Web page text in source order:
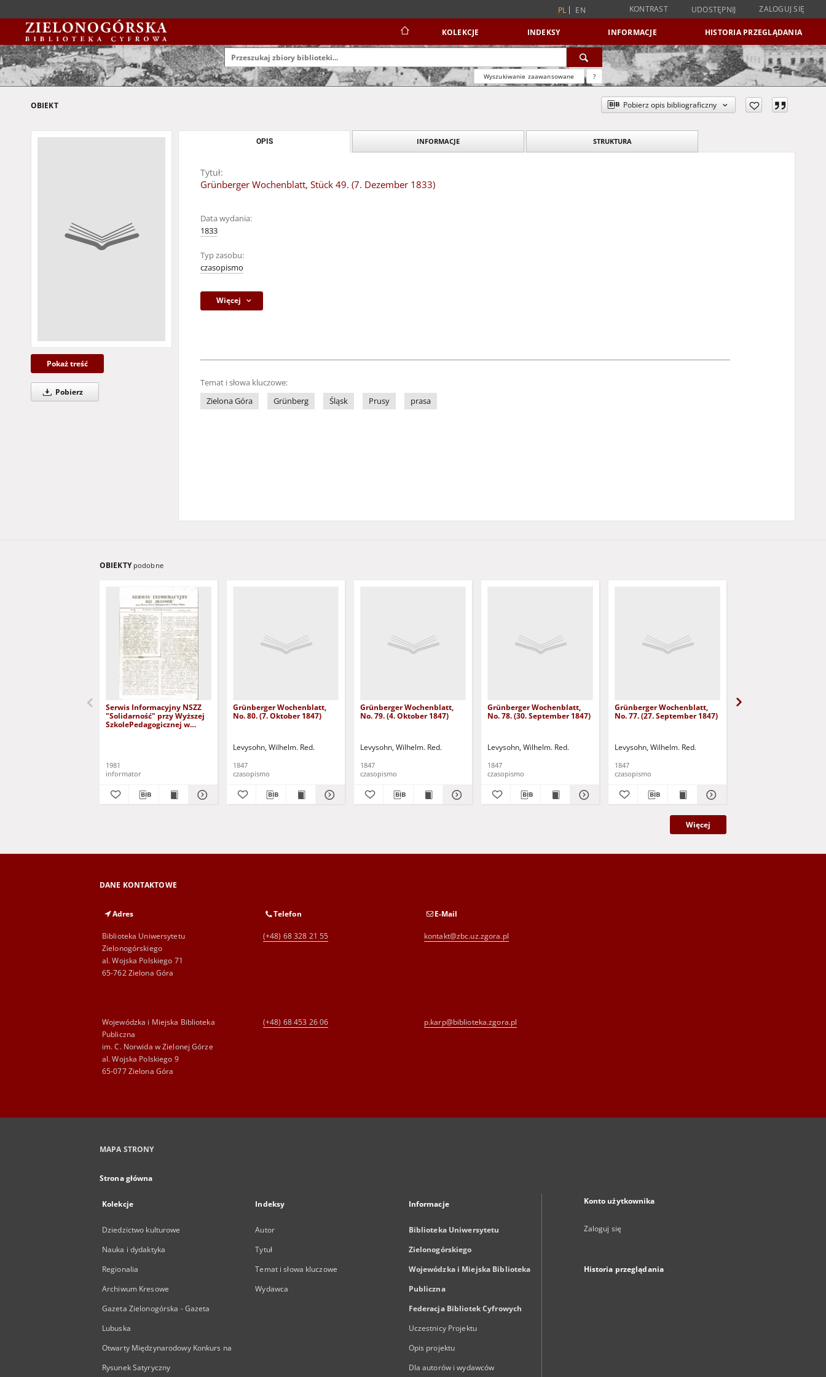
PL EN KONTRAST UDOSTĘPNIJ ZALOGUJ SIĘ
KOLEKCJE INDEKSY INFORMACJE HISTORIA PRZEGLĄDANIA
Wyszukiwanie zaawansowane ?
OBIEKT Pobierz opis bibliograficzny
Pokaż treść
Pobierz
OPIS INFORMACJE STRUKTURA
Tytuł:
Grünberger Wochenblatt, Stück 49. (7. Dezember 1833)
Data wydania:
1833
Typ zasobu:
czasopismo
Więcej
Temat i słowa kluczowe:
Zielona Góra
Grünberg Śląsk Prusy prasa
OBIEKTY podobne
Serwis Informacyjny NSZZ
"Solidarność" przy Wyższej
SzkolePedagogicznej w
1981
informator
Grünberger Wochenblatt,
No. 80. (7. Oktober 1847)
Levysohn, Wilhelm. Red.
1847
czasopismo
Grünberger Wochenblatt,
No. 79. (4. Oktober 1847)
Levysohn, Wilhelm. Red.
1847
czasopismo
Grünberger Wochenblatt,
No. 78. (30. September 1847)
Levysohn, Wilhelm. Red.
1847
czasopismo
Grünberger Wochenblatt,
No. 77. (27. September 1847)
Levysohn, Wilhelm. Red.
1847
czasopismo
Więcej
DANE KONTAKTOWE
Adres
Biblioteka Uniwersytetu
Zielonogórskiego
al. Wojska Polskiego 71
65-762 Zielona Góra
Telefon
(+48) 68 328 21 55
E-Mail
kontakt@zbc.uz.zgora.pl
Wojewódzka i Miejska Biblioteka
Publiczna
im. C. Norwida w Zielonej Górze
al. Wojska Polskiego 9
65-077 Zielona Góra
(+48) 68 453 26 06 p.karp@biblioteka.zgora.pl
MAPA STRONY
Strona główna
Kolekcje
Dziedzictwo kulturowe
Nauka i dydaktyka
Regionalia
Archiwum Kresowe
Gazeta Zielonogórska - Gazeta
Lubuska
Otwarty Międzynarodowy Konkurs na
Rysunek Satyryczny
Indeksy
Autor
Tytuł
Temat i słowa kluczowe
Wydawca
Informacje
Biblioteka Uniwersytetu
Zielonogórskiego
Wojewódzka i Miejska Biblioteka
Publiczna
Federacja Bibliotek Cyfrowych
Uczestnicy Projektu
Opis projektu
Dla autorów i wydawców
Konto użytkownika
Zaloguj się
Historia przeglądania